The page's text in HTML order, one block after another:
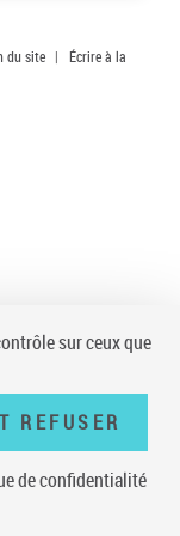
du site |
Écrire à la
sur ceux que
REFUSER
de confidentialité